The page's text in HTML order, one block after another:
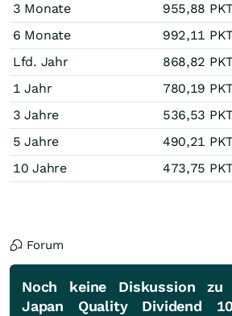
3 Monate
955,88
6 Monate
992,11
Lfd. Jahr
868,82
1 Jahr
780,19
3 Jahre
536,53
5 Jahre
490,21
10 Jahre
473,75
Forum
Noch keine Diskussion zu
Japan Quality Dividend